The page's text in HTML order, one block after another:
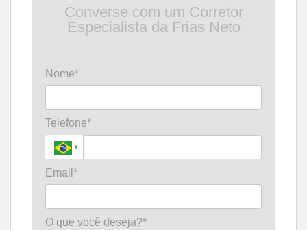
Converse com um Corretor
Especialista da Frias Neto
Nome*
Telefone*
Email*
O que você deseja?*